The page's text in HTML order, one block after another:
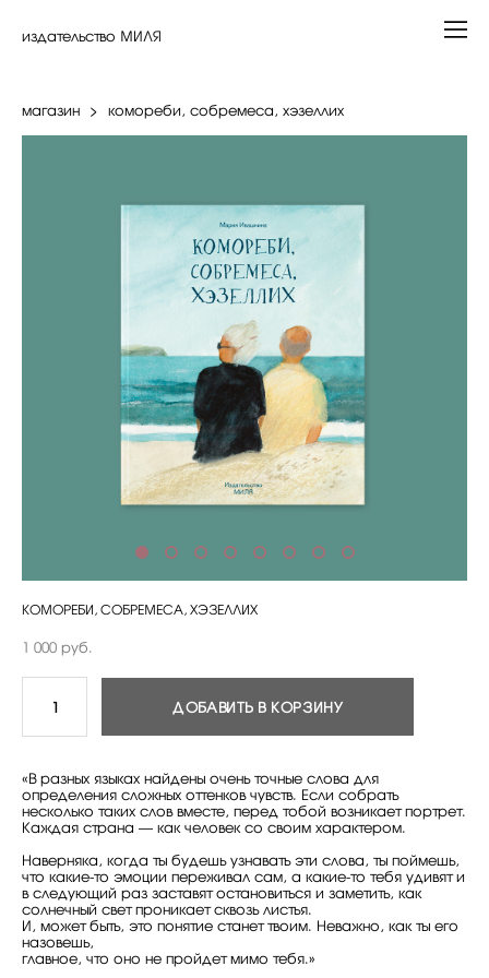
издательство МИЛЯ
магазин > комореби, собремеса, хэзеллих
КОМОРЕБИ, СОБРЕМЕСА, ХЭЗЕЛЛИХ
1 000 pуб.
ДОБАВИТЬ В КОРЗИНУ
«В разных языках найдены очень точные слова для
определения сложных оттенков чувств. Если собрать
несколько таких слов вместе, перед тобой возникает портрет.
Каждая страна — как человек со своим характером.
Наверняка, когда ты будешь узнавать эти слова, ты поймешь,
что какие-то эмоции переживал сам, а какие-то тебя удивят и
в следующий раз заставят остановиться и заметить, как
солнечный свет ­проникает сквозь листья.
И, может быть, это понятие станет твоим. Неважно, как ты его
назовешь,
главное, что оно не пройдет мимо тебя.»